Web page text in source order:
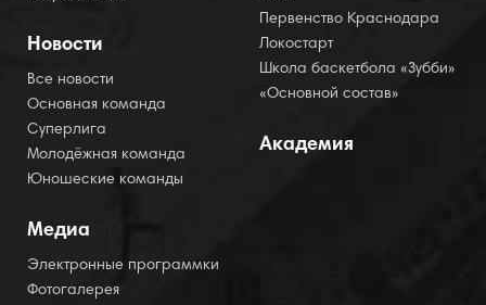
Новости
Все новости
Основная команда
Суперлига
Молодёжная команда
Юношеские команды
Медиа
Электронные программки
Фотогалерея
Первенство Краснодара
Локостарт
Школа баскетбола «Зубби»
«Основной состав»
Академия